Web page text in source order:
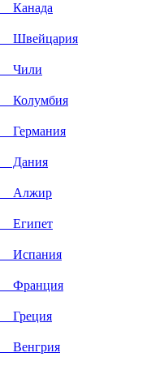
Канада
Швейцария
Чили
Колумбия
Германия
Дания
Алжир
Египет
Испания
Франция
Греция
Венгрия